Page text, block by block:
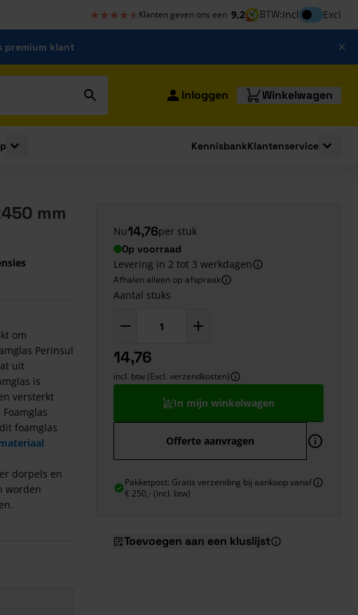
★★★★★
★★★★★ Klanten geven ons een 9,2 BTW:InclInclusief btw
Excl
premium klant
Inloggen Winkelwagen
for Bestrating
Toggle submenu for Bouwshop
KennisbankKlantenservice
mm
om
Perinsul
uit
is
versterkt
foamglas
dorpels en
worden
Nu14,76per stuk
Op voorraad
Levering in 2 tot 3 werkdagen
Afhalen alleen op afspraak
Aantal stuks
14,76
incl. btw (Excl. verzendkosten)
In mijn winkelwagen
Offerte aanvragen
Pakketpost: Gratis verzending bij aankoop vanaf
€ 250,- (incl. btw)
Toevoegen aan een kluslijst